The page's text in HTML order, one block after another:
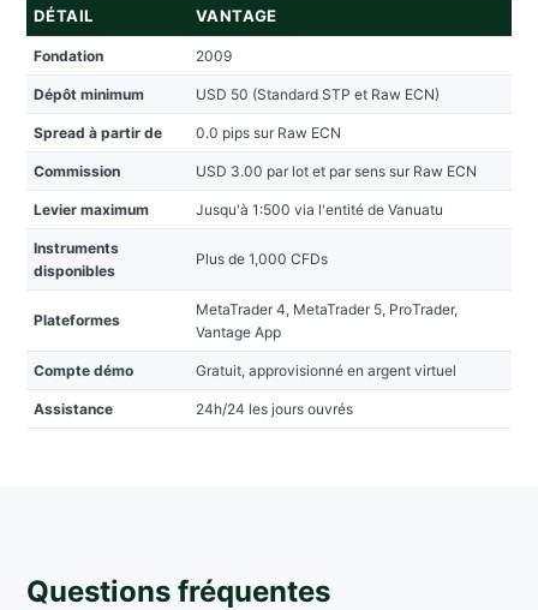
DÉTAIL VANTAGE
Fondation 2009
Dépôt minimum USD 50 (Standard STP et Raw ECN)
Spread à partir de 0.0 pips sur Raw ECN
Commission USD 3.00 par lot et par sens sur Raw ECN
Levier maximum Jusqu'à 1:500 via l'entité de Vanuatu
Instruments
disponibles
Plus de 1,000 CFDs
Plateformes
MetaTrader 4, MetaTrader 5, ProTrader,
Vantage App
Compte démo Gratuit, approvisionné en argent virtuel
Assistance 24h/24 les jours ouvrés
Questions fréquentes